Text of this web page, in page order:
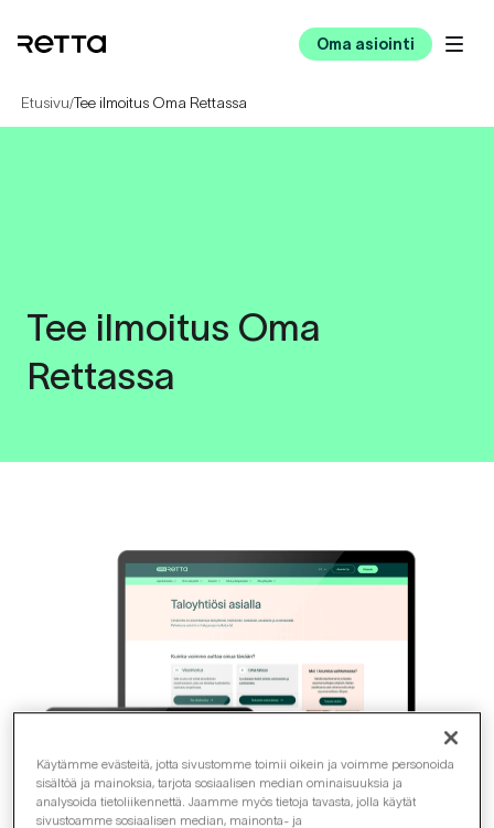
Oma asiointi
Etusivu/Tee ilmoitus Oma Rettassa
Tee ilmoitus Oma
Rettassa
Käytämme evästeitä, jotta sivustomme toimii oikein ja voimme personoida
sisältöä ja mainoksia, tarjota sosiaalisen median ominaisuuksia ja
analysoida tietoliikennettä. Jaamme myös tietoja tavasta, jolla käytät
sivustoamme sosiaalisen median, mainonta- ja